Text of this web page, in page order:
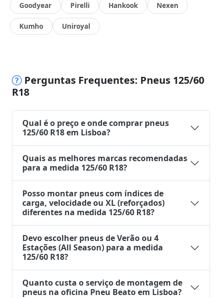
Goodyear Pirelli Hankook Nexen
Kumho Uniroyal
Perguntas Frequentes: Pneus 125/60
R18
Qual é o preço e onde comprar pneus
125/60 R18 em Lisboa?
Quais as melhores marcas recomendadas
para a medida 125/60 R18?
Posso montar pneus com índices de
carga, velocidade ou XL (reforçados)
diferentes na medida 125/60 R18?
Devo escolher pneus de Verão ou 4
Estações (All Season) para a medida
125/60 R18?
Quanto custa o serviço de montagem de
pneus na oficina Pneu Beato em Lisboa?